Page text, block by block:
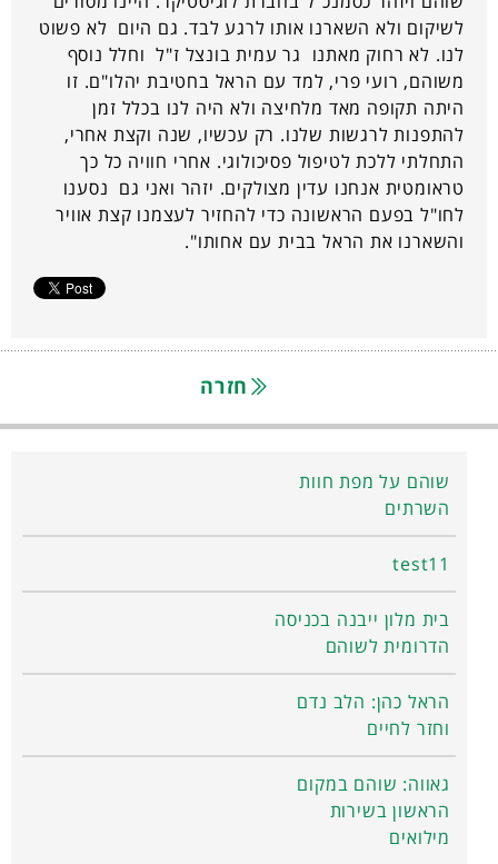
לשיקום ולא השארנו אותו לרגע לבד. גם היום לא פשוט
לנו. לא רחוק מאתנו גר עמית בונצל ז"ל וחלל נוסף
משוהם, רועי פרי, למד עם הראל בחטיבת יהלו"ם. זו
היתה תקופה מאד מלחיצה ולא היה לנו בכלל זמן
להתפנות לרגשות שלנו. רק עכשיו, שנה וקצת אחרי,
התחלתי ללכת לטיפול פסיכולוגי. אחרי חוויה כל כך
טראומטית אנחנו עדין מצולקים. יזהר ואני גם נסענו
לחו"ל בפעם הראשונה כדי להחזיר לעצמנו קצת אוויר
והשארנו את הראל בבית עם אחותו".
חזרה
שוהם על מפת חוות
השרתים
test11
בית מלון ייבנה בכניסה
הדרומית לשוהם
הראל כהן: הלב נדם
וחזר לחיים
גאווה: שוהם במקום
הראשון בשירות
מילואים